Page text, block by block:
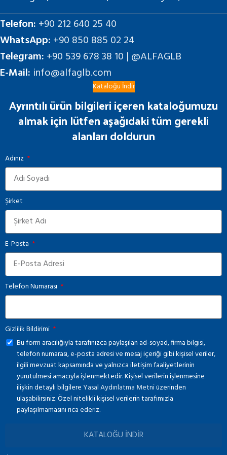
Telefon: +90 212 640 25 40
WhatsApp: +90 850 885 02 24
Telegram: +90 539 678 38 10 | @ALFAGLB
E-Mail: info@alfaglb.com
Kataloğu İndir
Ayrıntılı ürün bilgileri içeren kataloğumuzu
almak için lütfen aşağıdaki tüm gerekli
alanları doldurun
Adınız
Şirket
E-Posta
Telefon Numarası
Gizlilik Bildirimi
Bu form aracılığıyla tarafınızca paylaşılan ad-soyad, firma bilgisi,
telefon numarası, e-posta adresi ve mesaj içeriği gibi kişisel veriler,
ilgili mevzuat kapsamında ve yalnızca iletişim faaliyetlerinin
yürütülmesi amacıyla işlenmektedir. Kişisel verilerin işlenmesine
ilişkin detaylı bilgilereYasal Aydınlatma Metniüzerinden
ulaşabilirsiniz. Özel nitelikli kişisel verilerin tarafımızla
paylaşılmamasını rica ederiz.
KATALOĞU İNDİR